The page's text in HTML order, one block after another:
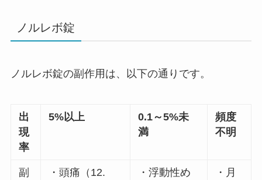
ノルレボ錠
ノルレボ錠の副作用は、以下の通りです。
出
現
率
5%以上
0.1～5%未
満
頻度
不明
副
・頭痛（12.
・浮動性め
・月